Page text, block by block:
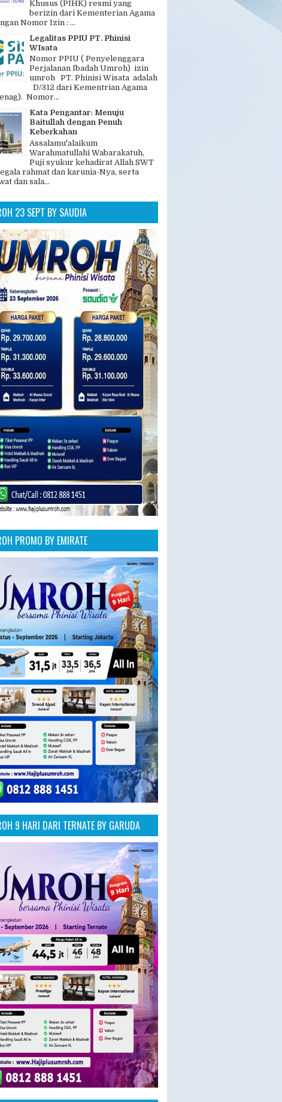
Khusus (PIHK) resmi yang
berizin dari Kementerian Agama
Nomor Izin : ...
Legalitas PPIU PT. Phinisi
WIsata
Nomor PPIU ( Penyelenggara
Perjalanan Ibadah Umroh) izin
umroh PT. Phinisi Wisata adalah
D/312 dari Kementrian Agama
Nomor...
Kata Pengantar: Menuju
Baitullah dengan Penuh
Keberkahan
Assalamu'alaikum
Warahmatullahi Wabarakatuh,
Puji syukur kehadirat Allah SWT
rahmat dan karunia-Nya, serta
dan sala...
23 SEPT BY SAUDIA
PROMO BY EMIRATE
9 HARI DARI TERNATE BY GARUDA